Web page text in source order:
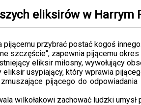
eliksirów w Harrym
pijącemu przybrać postać kogoś innego.
szczęście", zapewnia pijącemu
eliksir miłosny, wywołujący
eliksir usypiający, który wprawia
pijącego do
wilkołakowi zachować ludzki umysł